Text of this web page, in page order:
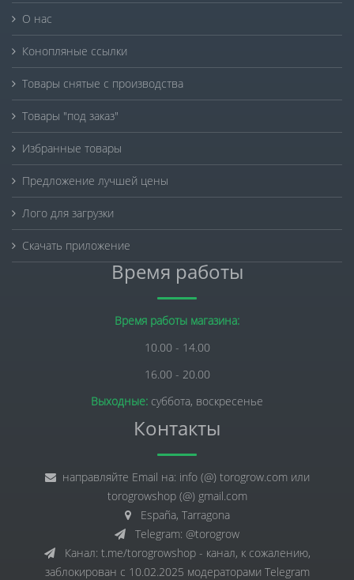
О нас
Конопляные ссылки
Товары снятые с производства
Товары "под заказ"
Избранные товары
Предложение лучшей цены
Лого для загрузки
Скачать приложение
Время работы
Время работы магазина:
10.00 - 14.00
16.00 - 20.00
Выходные: суббота, воскресенье
Контакты
направляйте Email на: info (@) torogrow.com или
torogrowshop (@) gmail.com
España, Tarragona
Telegram: @torogrow
Канал: t.me/torogrowshop - канал, к сожалению,
заблокирован с 10.02.2025 модераторами Telegram